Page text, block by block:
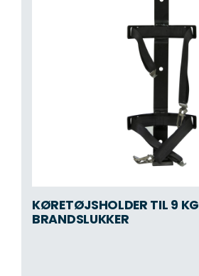
KØRETØJSHOLDER TIL 9 KG
BRANDSLUKKER